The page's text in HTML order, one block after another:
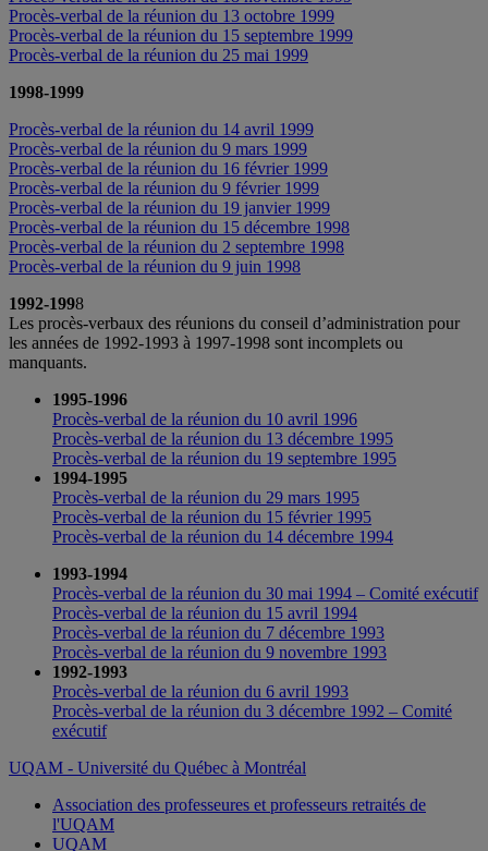
Procès-verbal de la réunion du 13 octobre 1999
Procès-verbal de la réunion du 15 septembre 1999
Procès-verbal de la réunion du 25 mai 1999
1998-1999
Procès-verbal de la réunion du 14 avril 1999
Procès-verbal de la réunion du 9 mars 1999
Procès-verbal de la réunion du 16 février 1999
Procès-verbal de la réunion du 9 février 1999
Procès-verbal de la réunion du 19 janvier 1999
Procès-verbal de la réunion du 15 décembre 1998
Procès-verbal de la réunion du 2 septembre 1998
Procès-verbal de la réunion du 9 juin 1998
1992-1998
Les procès-verbaux des réunions du conseil d’administration pour
les années de 1992-1993 à 1997-1998 sont incomplets ou
manquants.
1995-1996
Procès-verbal de la réunion du 10 avril 1996
Procès-verbal de la réunion du 13 décembre 1995
Procès-verbal de la réunion du 19 septembre 1995
1994-1995
Procès-verbal de la réunion du 29 mars 1995
Procès-verbal de la réunion du 15 février 1995
Procès-verbal de la réunion du 14 décembre 1994
1993-1994
Procès-verbal de la réunion du 30 mai 1994 – Comité exécutif
Procès-verbal de la réunion du 15 avril 1994
Procès-verbal de la réunion du 7 décembre 1993
Procès-verbal de la réunion du 9 novembre 1993
1992-1993
Procès-verbal de la réunion du 6 avril 1993
Procès-verbal de la réunion du 3 décembre 1992 – Comité
exécutif
UQAM - Université du Québec à Montréal
Association des professeures et professeurs retraités de
l'UQAM
UQAM